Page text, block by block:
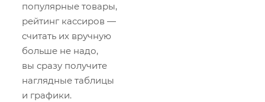
популярные товары,
рейтинг кассиров —
считать их вручную
больше не надо,
вы сразу получите
наглядные таблицы
и графики.